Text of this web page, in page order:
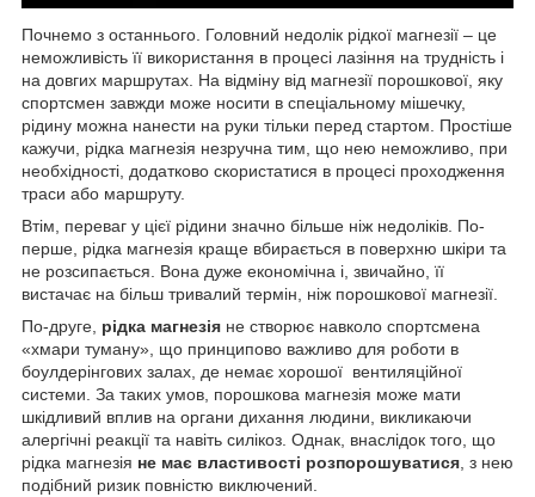
Почнемо з останнього. Головний недолік рідкої магнезії – це
неможливість її використання в процесі лазіння на трудність і
на довгих маршрутах. На відміну від магнезії порошкової, яку
спортсмен завжди може носити в спеціальному мішечку,
рідину можна нанести на руки тільки перед стартом. Простіше
кажучи, рідка магнезія незручна тим, що нею неможливо, при
необхідності, додатково скористатися в процесі проходження
траси або маршруту.
Втім, переваг у цієї рідини значно більше ніж недоліків. По-
перше, рідка магнезія краще вбирається в поверхню шкіри та
не розсипається. Вона дуже економічна і, звичайно, її
вистачає на більш тривалий термін, ніж порошкової магнезії.
По-друге, рідка магнезія не створює навколо спортсмена
«хмари туману», що принципово важливо для роботи в
боулдерінгових залах, де немає хорошої вентиляційної
системи. За таких умов, порошкова магнезія може мати
шкідливий вплив на органи дихання людини, викликаючи
алергічні реакції та навіть силікоз. Однак, внаслідок того, що
рідка магнезія не має властивості розпорошуватися, з нею
подібний ризик повністю виключений.